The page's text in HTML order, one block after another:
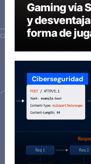
Gaming vía
y
forma de
Ciberseguridad